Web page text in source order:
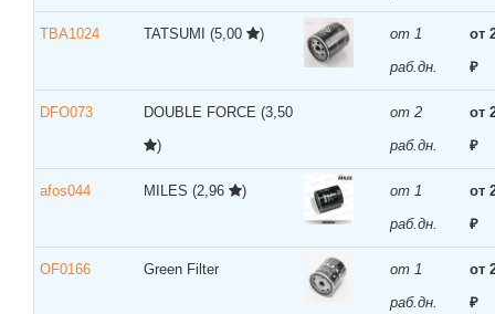
TBA1024 TATSUMI (5,00 )
от 1
раб.дн.
от
₽
DFO073 DOUBLE FORCE (3,50
)
от 2
раб.дн.
от
₽
afos044 MILES (2,96 )
от 1
раб.дн.
от
₽
OF0166 Green Filter
от 1
раб.дн.
от
₽